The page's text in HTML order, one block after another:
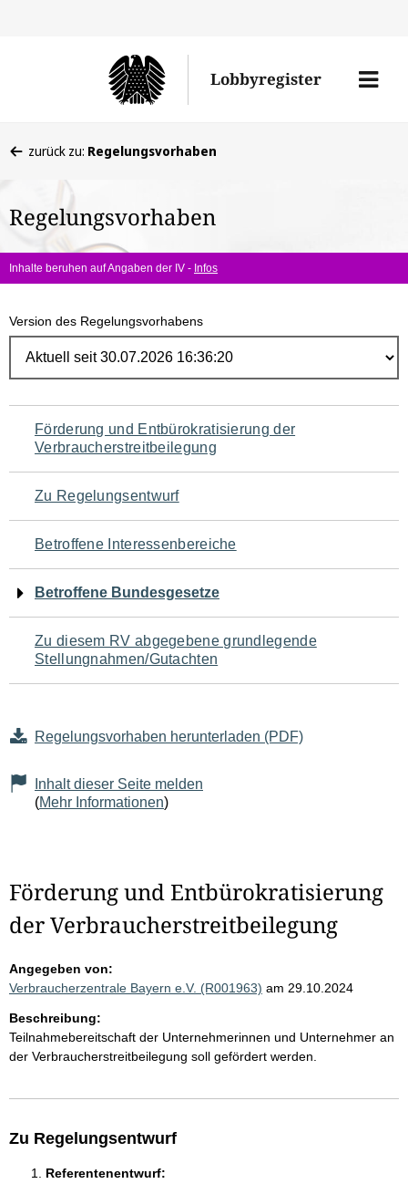
Lobbyregister
Menü
befinden
hier:
zurück zu: Regelungsvorhaben
Regelungsvorhaben
Inhalte beruhen auf Angaben der IV - Infos
Version des Regelungsvorhabens
Navigation
für
den
Seiteninhalt
Förderung und Entbürokratisierung der
Verbraucherstreitbeilegung
Zu Regelungsentwurf
Betroffene Interessenbereiche
Betroffene Bundesgesetze
Zu diesem RV abgegebene grundlegende
Stellungnahmen/Gutachten
Regelungsvorhaben herunterladen (PDF)
Inhalt dieser Seite melden
(Mehr Informationen)
Förderung und Entbürokratisierung
der Verbraucherstreitbeilegung
Angegeben von:
Verbraucherzentrale Bayern e.V. (R001963) am 29.10.2024
Beschreibung:
Teilnahmebereitschaft der Unternehmerinnen und Unternehmer an
der Verbraucherstreitbeilegung soll gefördert werden.
Zu Regelungsentwurf
Referentenentwurf: